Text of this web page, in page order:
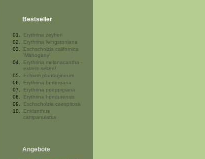
Bestseller
01.
Erythrina zeyheri
02.
Erythrina livingstoniana
03.
Eschscholzia californica
'Mahogany'
04.
Erythrina melanacantha -
extrem selten!
05.
Echium plantagineum
06.
Erythrina berteroana
07.
Erythrina poeppigiana
08.
Erythrina hondurensis
09.
Eschscholzia caespitosa
10.
Enkianthus
campanulatus
Angebote